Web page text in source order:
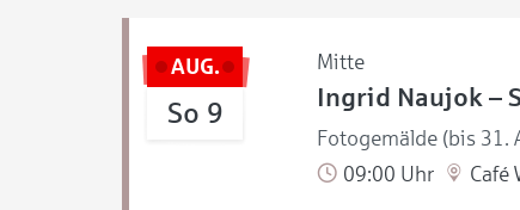
AUG.
So 9
Mitte
Ingrid Naujok –
Fotogemälde (bis 31.
09:00 Uhr
Café